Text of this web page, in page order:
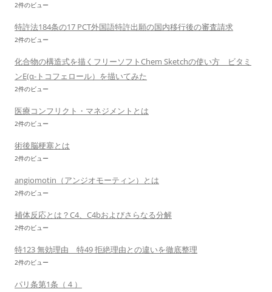
2件のビュー
特許法184条の17 PCT外国語特許出願の国内移行後の審査請求
2件のビュー
化合物の構造式を描くフリーソフトChem Sketchの使い方 ビタミ
ンE(α-トコフェロール）を描いてみた
2件のビュー
医療コンフリクト・マネジメントとは
2件のビュー
術後脳梗塞とは
2件のビュー
angiomotin（アンジオモーティン）とは
2件のビュー
補体反応とは？C4、C4bおよびさらなる分解
2件のビュー
特123 無効理由 特49 拒絶理由との違いを徹底整理
2件のビュー
パリ条第1条（４）